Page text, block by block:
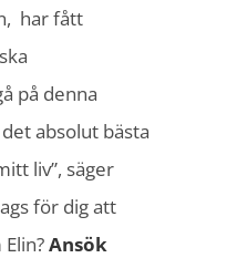
har fått
på denna
absolut bästa
liv”, säger
för dig att
Ansök